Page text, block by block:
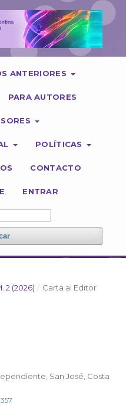
ANTERIORES
PARA AUTORES
POLÍTICAS
CONTACTO
ENTRAR
2 (2026) / Carta al Editor
San José, Costa